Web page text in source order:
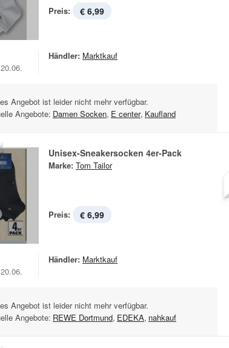
Preis: € 6,99
Händler: Marktkauf
Angebot ist leider nicht mehr verfügbar.
Angebote: Damen Socken, E center, Kaufland
Unisex-Sneakersocken 4er-Pack
Marke: Tom Tailor
Preis: € 6,99
Händler: Marktkauf
Angebot ist leider nicht mehr verfügbar.
Angebote: REWE Dortmund, EDEKA, nahkauf